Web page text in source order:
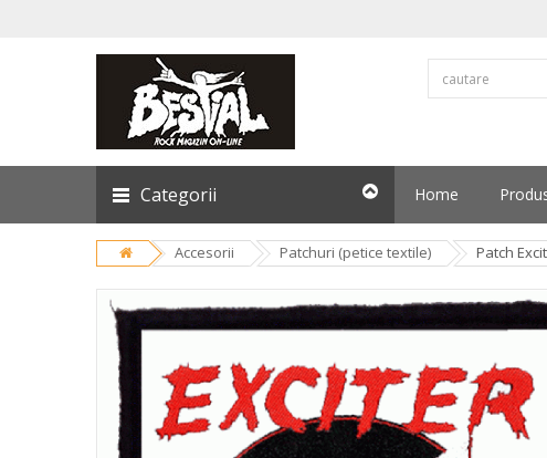
Categorii Home
Accesorii Patchuri (petice textile) Patch